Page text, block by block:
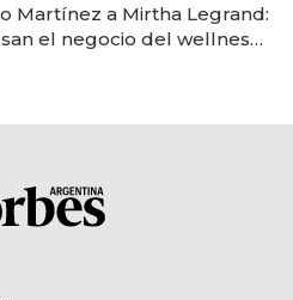
Martínez a Mirtha Legrand:
el negocio del wellness